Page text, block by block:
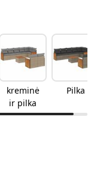
kreminė
ir pilka
Pilka